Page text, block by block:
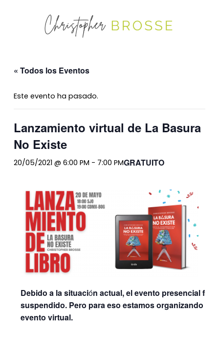
« Todos los Eventos
Este evento ha pasado.
Lanzamiento virtual de La Basura
No Existe
20/05/2021 @ 6:00 PM - 7:00 PMGRATUITO
Debido a la situación actual, el evento presencial fue
suspendido. Pero para eso estamos organizando
evento virtual.